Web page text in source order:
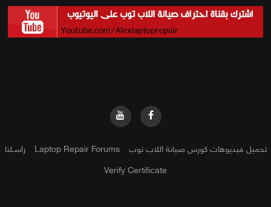
تحميل فيديوهات كورس صيانة اللاب توب Laptop Repair Forums راســلنا
Verify Certificate